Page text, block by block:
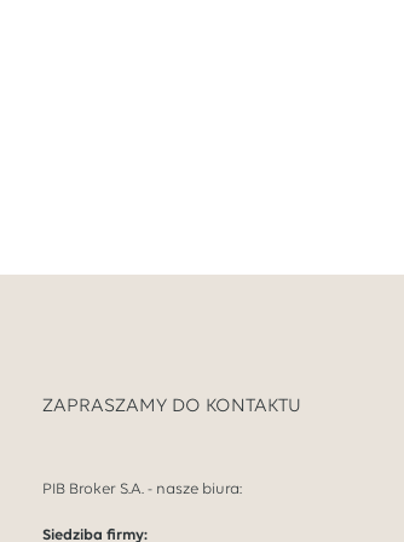
ZAPRASZAMY DO KONTAKTU
PIB Broker S.A. - nasze biura:
Siedziba firmy: